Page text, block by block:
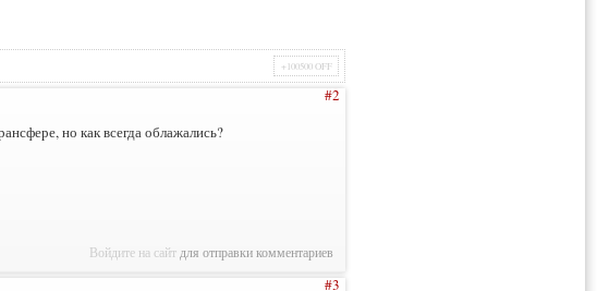
+100500 OFF
#2
но как всегда облажались?
Войдите на сайт для отправки комментариев
#3